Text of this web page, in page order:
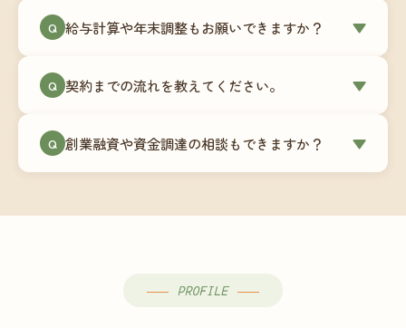
での変更も対応可能です。
供しています。これから会計ソフトを導入される
します。freee・弥生会計等をご利用中の場合は、
Q 給与計算や年末調整もお願いできますか？ ▼
怠集計あり／5名まで）は月額15,000円〜、年末調
す。人数が増える場合は別途お見積りします。
Q 契約までの流れを教えてください。 ▼
（30〜60分）でご事業内容・ご要望のヒアリング
→ ③お見積り・ご契約 → ④MFクラウドの初期設
談から契約まで費用は発生しませんので、お気軽
Q 創業融資や資金調達の相談もできますか？ ▼
PROFILE